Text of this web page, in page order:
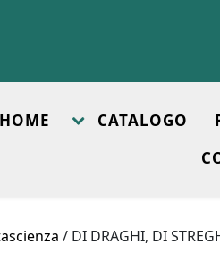
HOME CATALOGO
/ DI DRAGHI, DI